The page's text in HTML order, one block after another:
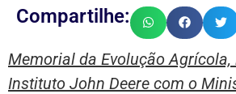
Compartilhe:
Memorial da Evolução
Instituto John Deere com o